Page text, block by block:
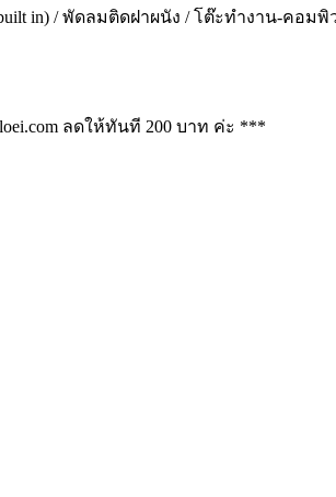
in) / พัดลมติดฝาผนัง / โต๊ะทำงาน-คอมพิ
ลดให้ทันที 200 บาท ค่ะ ***